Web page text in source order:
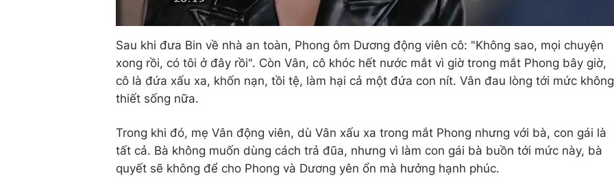
Sau khi đưa Bin về nhà an toàn, Phong ôm Dương động viên cô: "Không sao, mọi chuyện
xong rồi, có tôi ở đây rồi". Còn Vân, cô khóc hết nước mắt vì giờ trong mắt Phong bây giờ,
cô là đứa xấu xa, khốn nạn, tồi tệ, làm hại cả một đứa con nít. Vân đau lòng tới mức không
thiết sống nữa.
Trong khi đó, mẹ Vân động viên, dù Vân xấu xa trong mắt Phong nhưng với bà, con gái là
tất cả. Bà không muốn dùng cách trả đũa, nhưng vì làm con gái bà buồn tới mức này, bà
quyết sẽ không để cho Phong và Dương yên ổn mà hưởng hạnh phúc.